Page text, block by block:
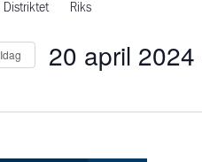
Distriktet Riks
Idag 20 april 2024
datum.